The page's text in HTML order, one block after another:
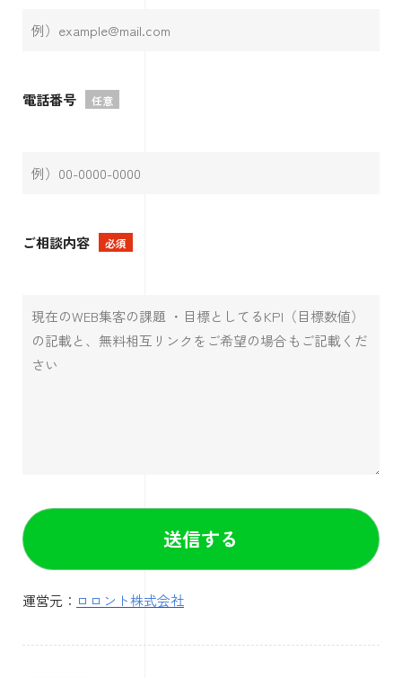
電話番号 任意
ご相談内容 必須
運営元： ロロント株式会社